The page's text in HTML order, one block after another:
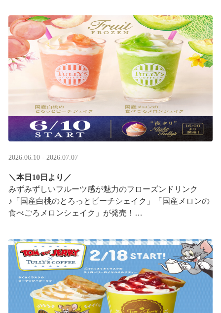
LINEギフト限定！タリーズデジタルギフト2,000円分を贈
ると、自分も500円分のデジタルギフトがもらえるキャン
ペーンがスタ ···
2026.06.10 - 2026.07.07
＼本日10日より／
みずみずしいフルーツ感が魅力のフローズンドリンク
♪「国産白桃のとろっとピーチシェイク」「国産メロンの
食べごろメロンシェイク」が発売！
ホイップクリームが無料で2倍 ···